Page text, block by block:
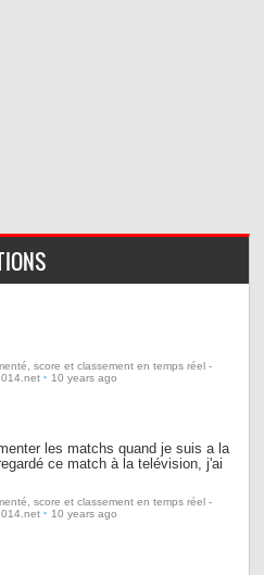
score et classement en temps réel -
· 10 years ago
les matchs quand je suis a la
ce match à la telévision, j'ai
score et classement en temps réel -
· 10 years ago